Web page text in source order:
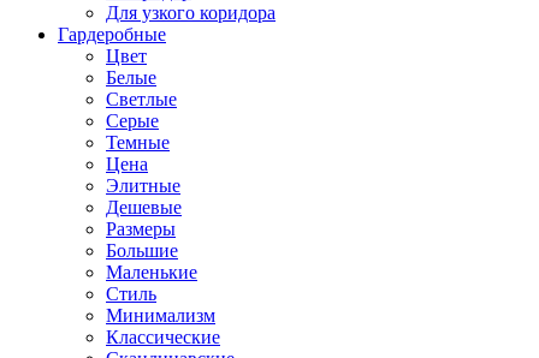
Для узкого коридора
Гардеробные
Цвет
Белые
Светлые
Серые
Темные
Цена
Элитные
Дешевые
Размеры
Большие
Маленькие
Стиль
Минимализм
Классические